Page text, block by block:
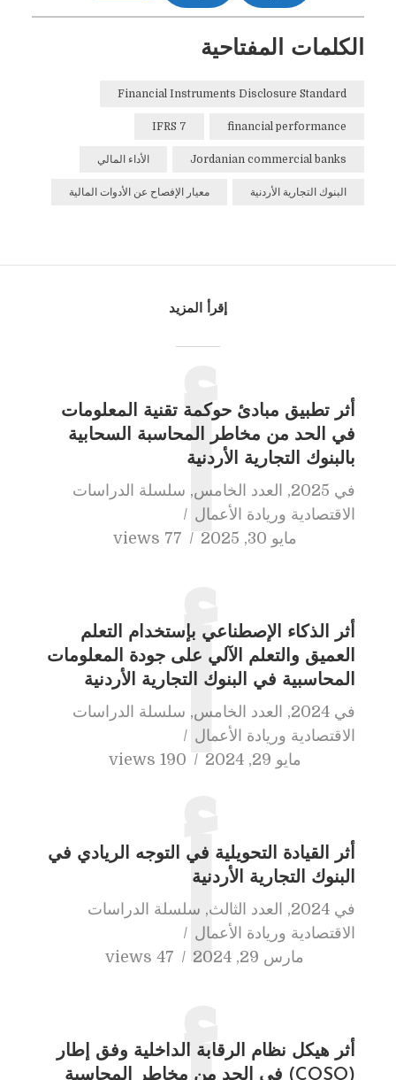
الكلمات المفتاحية
Financial Instruments Disclosure Standard
financial performance
IFRS 7
Jordanian commercial banks الأداء المالي
البنوك التجارية الأردنية معيار الإفصاح عن الأدوات المالية
إقرأ المزيد
أثر تطبيق مبادئ حوكمة تقنية المعلومات
في الحد من مخاطر المحاسبة السحابية
بالبنوك التجارية الأردنية
في 2025
, العدد الخامس, سلسلة الدراسات
الاقتصادية وريادة الأعمال
مايو 30, 2025
77 viewsأ
أثر الذكاء الإصطناعي بإستخدام التعلم
العميق والتعلم الآلي على جودة المعلومات
المحاسبية في البنوك التجارية الأردنية
في 2024
, العدد الخامس, سلسلة الدراسات
الاقتصادية وريادة الأعمال
مايو 29, 2024
190 viewsأ
أثر القيادة التحويلية في التوجه الريادي في
البنوك التجارية الأردنية
في 2024
, العدد الثالث, سلسلة الدراسات
الاقتصادية وريادة الأعمال
مارس 29, 2024
47 viewsأ
أثر هيكل نظام الرقابة الداخلية وفق إطار
(COSO) في الحد من مخاطر المحاسبة